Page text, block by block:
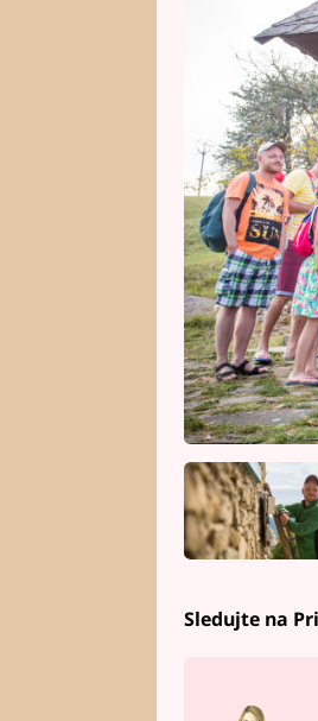
Sledujte na